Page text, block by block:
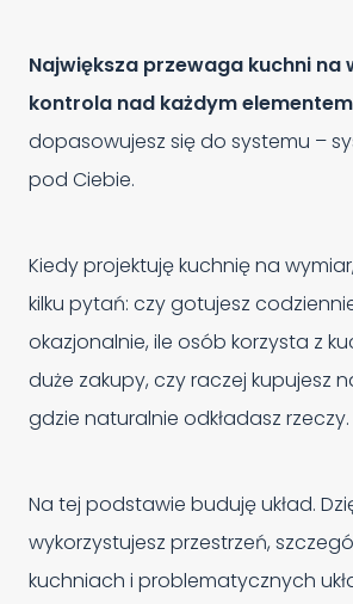
Największa przewaga kuchni na
kontrola nad każdym
dopasowujesz się do systemu –
pod Ciebie.
Kiedy projektuję kuchnię na
kilku pytań: czy gotujesz
okazjonalnie, ile osób korzysta z
duże zakupy, czy raczej kupujesz
gdzie naturalnie odkładasz rzeczy.
Na tej podstawie buduję układ.
wykorzystujesz przestrzeń,
kuchniach i problematycznych